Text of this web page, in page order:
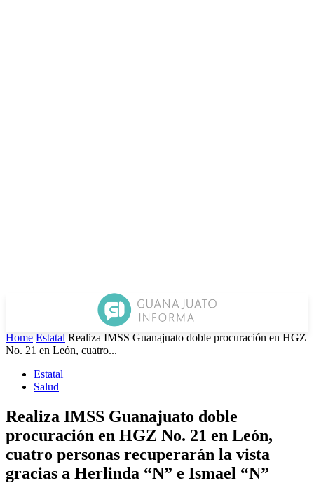
Home Estatal Realiza IMSS Guanajuato doble procuración en HGZ
No. 21 en León, cuatro...
Estatal
Salud
Realiza IMSS Guanajuato doble
procuración en HGZ No. 21 en León,
cuatro personas recuperarán la vista
gracias a Herlinda “N” e Ismael “N”